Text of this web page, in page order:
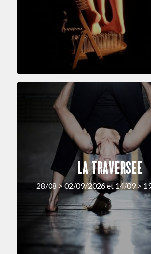
LA TRAVERSEE
28/08 > 02/09/2026 et 14/09 >